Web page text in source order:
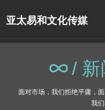
亚太易和文化传媒
/ 新
面对市场，我们拒绝平庸，
我